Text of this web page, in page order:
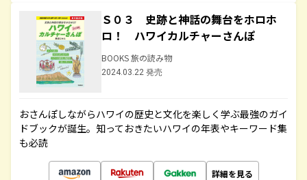
Ｓ０３ 史跡と神話の舞台をホロホ
ロ！ ハワイカルチャーさんぽ
BOOKS 旅の読み物
2024.03.22 発売
おさんぽしながらハワイの歴史と文化を楽しく学ぶ最強のガイ
ドブックが誕生。知っておきたいハワイの年表やキーワード集
も必読
詳細を見る